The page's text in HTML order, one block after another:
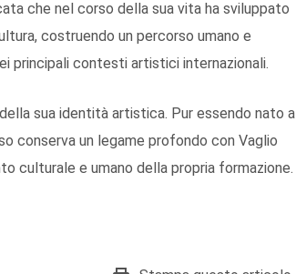
che nel corso della sua vita ha sviluppato
costruendo un percorso umano e
principali contesti artistici internazionali.
sua identità artistica. Pur essendo nato a
conserva un legame profondo con Vaglio
culturale e umano della propria formazione.